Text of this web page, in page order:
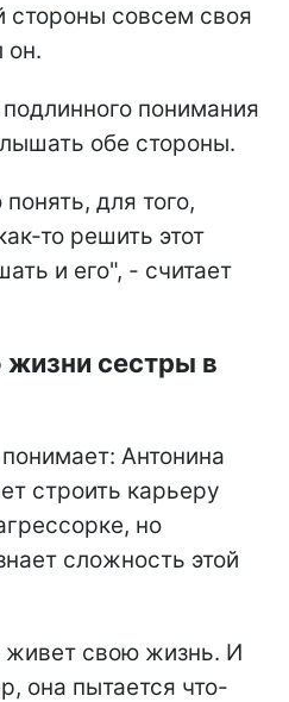
стороны совсем своя
он.
понимания
обе стороны.
для того,
то решить этот
и его", - считает
жизни сестры в
Антонина
строить карьеру
но
сложность этой
живет свою жизнь. И
она пытается что-